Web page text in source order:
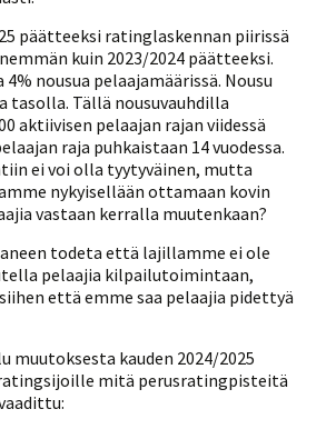
päätteeksi ratinglaskennan piirissä
kuin 2023/2024 päätteeksi.
nousua pelaajamäärissä. Nousu
tasolla. Tällä nousuvauhdilla
aktiivisen pelaajan rajan viidessä
raja puhkaistaan 14 vuodessa.
ei voi olla tyytyväinen, mutta
nykyisellään ottamaan kovin
vastaan kerralla muutenkaan?
todeta että lajillamme ei ole
pelaajia kilpailutoimintaan,
että emme saa pelaajia pidettyä
muutoksesta kauden 2024/2025
mitä perusratingpisteitä